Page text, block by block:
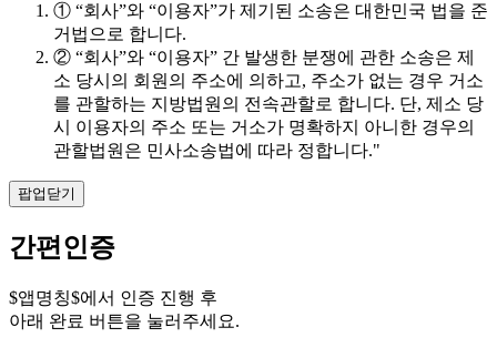
① “회사”와 “이용자”가 제기된 소송은 대한민국 법을 준
거법으로 합니다.
② “회사”와 “이용자” 간 발생한 분쟁에 관한 소송은 제
소 당시의 회원의 주소에 의하고, 주소가 없는 경우 거소
를 관할하는 지방법원의 전속관할로 합니다. 단, 제소 당
시 이용자의 주소 또는 거소가 명확하지 아니한 경우의
관할법원은 민사소송법에 따라 정합니다."
팝업닫기
간편인증
$앱명칭$에서 인증 진행 후
아래 완료 버튼을 눌러주세요.